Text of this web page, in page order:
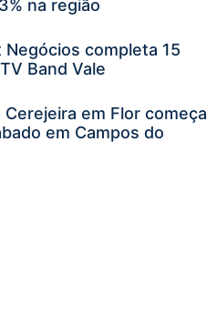
na região
Negócios completa 15
Band Vale
Cerejeira em Flor começa
em Campos do